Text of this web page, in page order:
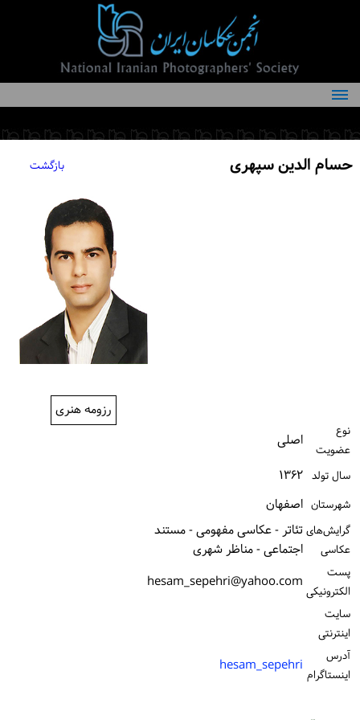
درباره انجمن
کمیته‌های انجمن
اعضاء انجمنحسام الدین سپهری بازگشت
رزومه هنری
نوع
عضویت
اصلی
سال تولد ۱۳۶۲
شهرستان اصفهان
گرایش‌های
عکاسی
تئاتر - عکاسی مفهومی - مستند
اجتماعی - مناظر شهری
پست
الكترونیكی hesam_sepehri@yahoo.com
سایت
اینترنتی
آدرس
اینستاگرام hesam_sepehri